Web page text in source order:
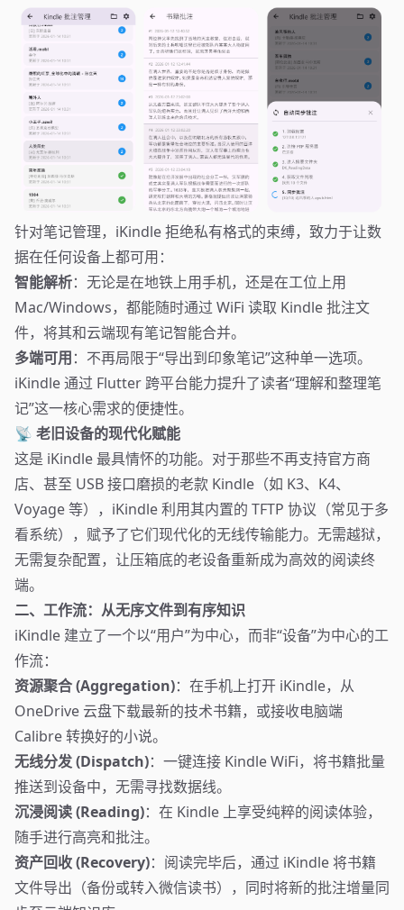
针对笔记管理，iKindle 拒绝私有格式的束缚，致力于让数
据在任何设备上都可用：
智能解析：无论是在地铁上用手机，还是在工位上用
Mac/Windows，都能随时通过 WiFi 读取 Kindle 批注文
件，将其和云端现有笔记智能合并。
多端可用：不再局限于“导出到印象笔记”这种单一选项。
iKindle 通过 Flutter 跨平台能力提升了读者“理解和整理笔
记”这一核心需求的便捷性。
📡 老旧设备的现代化赋能
这是 iKindle 最具情怀的功能。对于那些不再支持官方商
店、甚至 USB 接口磨损的老款 Kindle（如 K3、K4、
Voyage 等），iKindle 利用其内置的 TFTP 协议（常见于多
看系统），赋予了它们现代化的无线传输能力。无需越狱，
无需复杂配置，让压箱底的老设备重新成为高效的阅读终
端。
二、工作流：从无序文件到有序知识
iKindle 建立了一个以“用户”为中心，而非“设备”为中心的工
作流：
资源聚合 (Aggregation)：在手机上打开 iKindle，从
OneDrive 云盘下载最新的技术书籍，或接收电脑端
Calibre 转换好的小说。
无线分发 (Dispatch)：一键连接 Kindle WiFi，将书籍批量
推送到设备中，无需寻找数据线。
沉浸阅读 (Reading)：在 Kindle 上享受纯粹的阅读体验，
随手进行高亮和批注。
资产回收 (Recovery)：阅读完毕后，通过 iKindle 将书籍
文件导出（备份或转入微信读书），同时将新的批注增量同